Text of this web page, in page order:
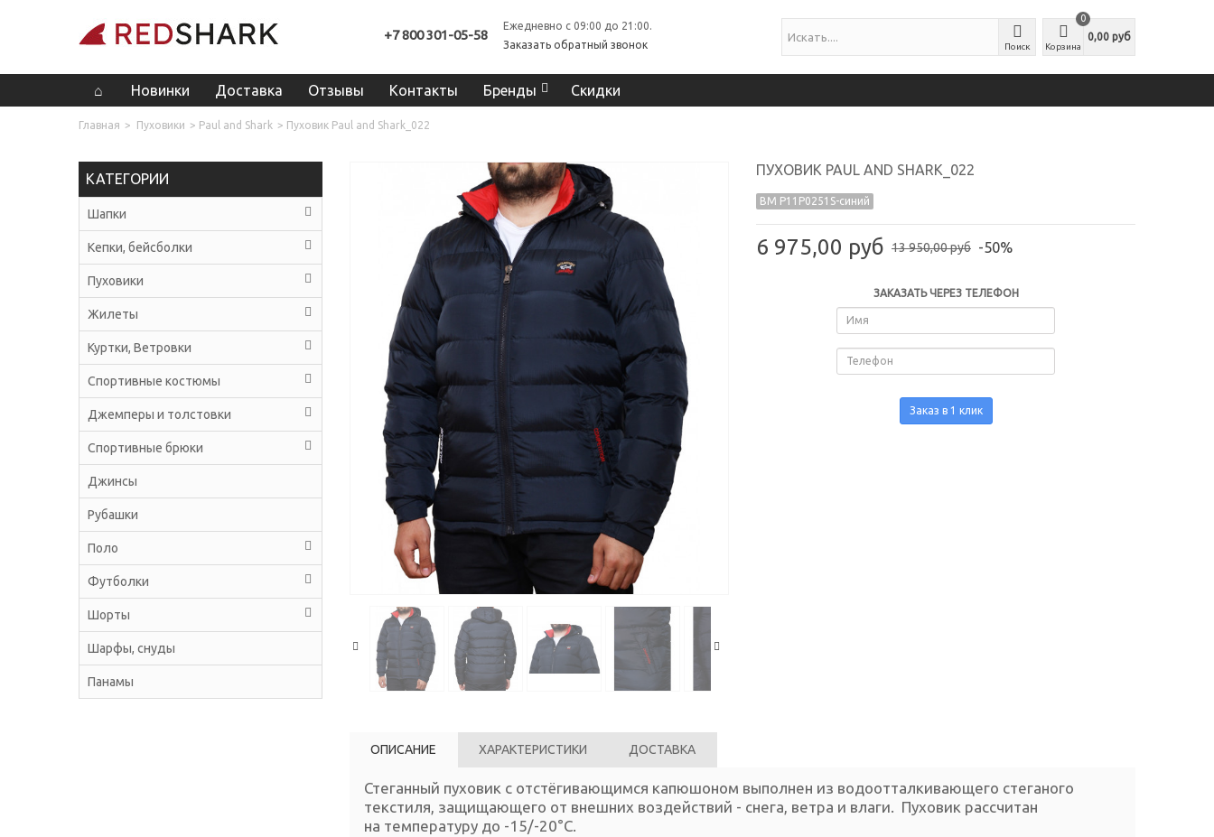
+7 800 301-05-58
Ежедневно с 09:00 до 21:00.
Заказать обратный звонок
Поиск Корзина
0
0,00 руб
Новинки Доставка Отзывы Контакты Бренды Скидки
Главная > Пуховики > Paul and Shark > Пуховик Paul and Shark_022
КАТЕГОРИИ
Шапки
Кепки, бейсболки
Пуховики
Жилеты
Куртки, Ветровки
Спортивные костюмы
Джемперы и толстовки
Спортивные брюки
Джинсы
Рубашки
Поло
Футболки
Шорты
Шарфы, снуды
Панамы
ПУХОВИК PAUL AND SHARK_022
BM P11P0251S-синий
6 975,00 руб 13 950,00 руб -50%
ЗАКАЗАТЬ ЧЕРЕЗ ТЕЛЕФОН
Заказ в 1 клик
ОПИСАНИЕ ХАРАКТЕРИСТИКИ ДОСТАВКА
Стеганный пуховик с отстёгивающимся капюшоном выполнен из водоотталкивающего стеганого
текстиля, защищающего от внешних воздействий - снега, ветра и влаги. Пуховик рассчитан
на температуру до -15/-20°C.